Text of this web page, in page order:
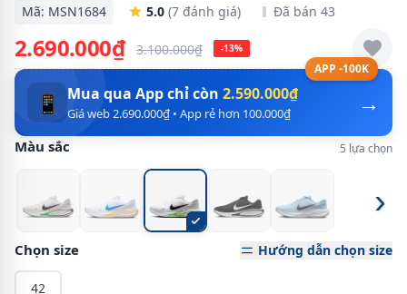
Mã: MSN1684 5.0 (7 đánh giá) Đã bán 43
2.690.000₫ 3.100.000₫ -13%
APP -100K
→
📱 Mua qua App chỉ còn 2.590.000₫
Giá web 2.690.000₫ • App rẻ hơn 100.000₫
Màu sắc 5 lựa chọn
›
Chọn size Hướng dẫn chọn size
42